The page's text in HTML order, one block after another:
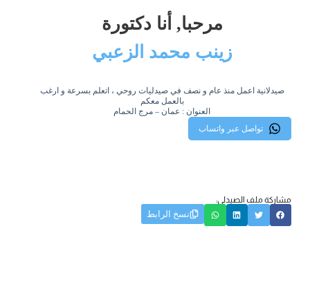
مرحبا, أنا دكتورة
زينب محمد الزعبي
صيدلانية اعمل منذ عام و نصف في صيدليات روحي ، اتعلم بسرعة و ارغب
بالعمل معكم
العنوان : عمان – مرج الحمام
تواصل عبر واتساب
مشاركة ملف الصيدلي:
نسخ الرابط